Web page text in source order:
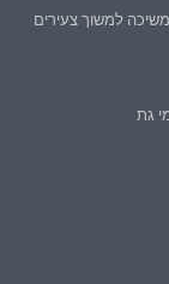
למשוך צעירים
גת